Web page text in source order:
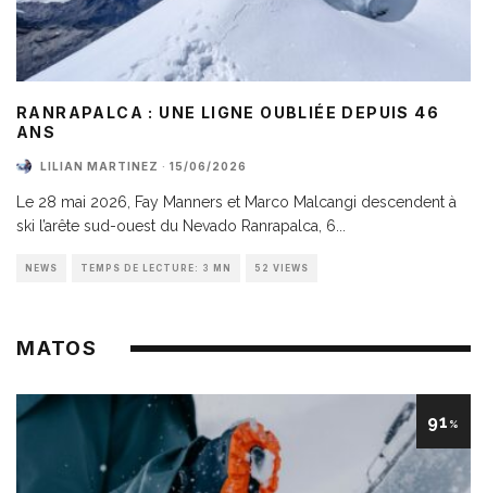
RANRAPALCA : UNE LIGNE OUBLIÉE DEPUIS 46
ANS
LILIAN MARTINEZ · 15/06/2026
Le 28 mai 2026, Fay Manners et Marco Malcangi descendent à
ski l’arête sud-ouest du Nevado Ranrapalca, 6
NEWS TEMPS DE LECTURE: 3 MN 52 VIEWS
MATOS
91 %